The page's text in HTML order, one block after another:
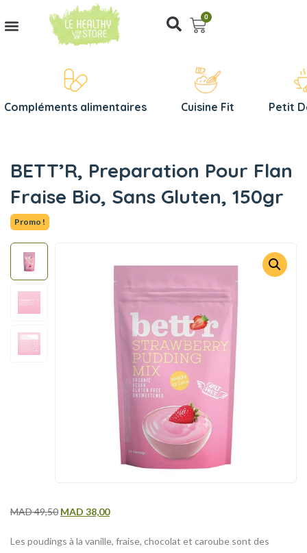
0
Compléments alimentaires Cuisine Fit Petit
BETT’R, Preparation Pour Flan
Fraise Bio, Sans Gluten, 150gr
Promo !
MAD49,50 MAD 38,00
Les poudings à la vanille, fraise, chocolat et caroube sont des